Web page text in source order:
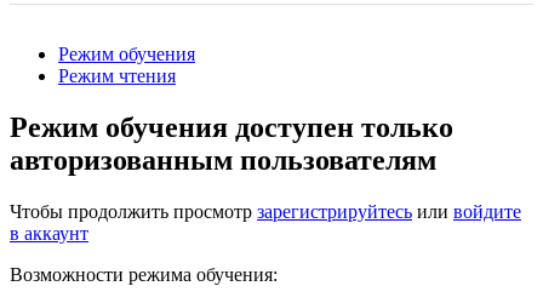
Режим обучения
Режим чтения
Режим обучения доступен только
авторизованным пользователям
Чтобы продолжить просмотр зарегистрируйтесь или войдите
в аккаунт
Возможности режима обучения: